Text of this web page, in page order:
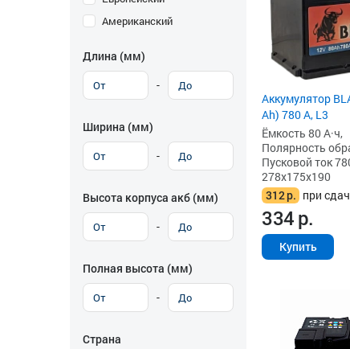
Американский
Длина (мм)
-
Ширина (мм)
-
Высота корпуса акб (мм)
-
Полная высота (мм)
-
Страна
Аккумулятор
Ah) 780 А, L3
Ёмкость 80 А·ч,
Полярность
Пусковой ток
278x175x190
312р. при
334р.
Купить